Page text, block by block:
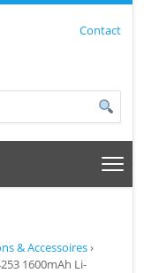
Contact
& Accessoires›
1600mAh Li-